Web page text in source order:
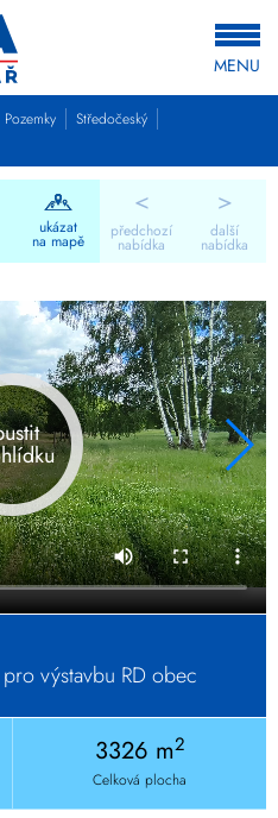
MENU
Pozemky
Středočeský
<
předchozí
nabídka
ukázat
na mapě
>
další
nabídka
výstavbu RD obec
3326 m2
Celková plocha